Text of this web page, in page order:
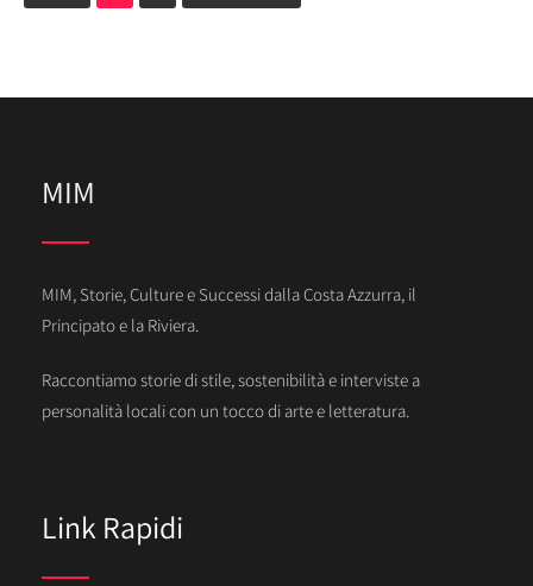
MIM
MIM, Storie, Culture e Successi dalla Costa Azzurra, il
Principato e la Riviera.
Raccontiamo storie di stile, sostenibilità e interviste a
personalità locali con un tocco di arte e letteratura.
Link Rapidi